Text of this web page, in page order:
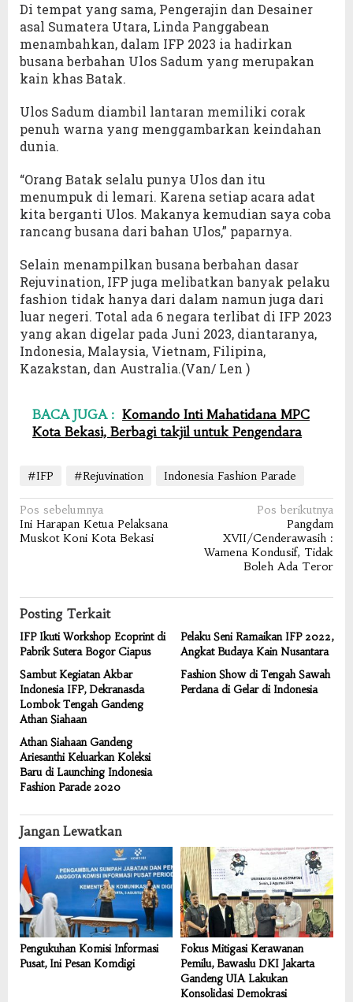
Di tempat yang sama, Pengerajin dan Desainer
asal Sumatera Utara, Linda Panggabean
menambahkan, dalam IFP 2023 ia hadirkan
busana berbahan Ulos Sadum yang merupakan
kain khas Batak.
Ulos Sadum diambil lantaran memiliki corak
penuh warna yang menggambarkan keindahan
dunia.
“Orang Batak selalu punya Ulos dan itu
menumpuk di lemari. Karena setiap acara adat
kita berganti Ulos. Makanya kemudian saya coba
rancang busana dari bahan Ulos,” paparnya.
Selain menampilkan busana berbahan dasar
Rejuvination, IFP juga melibatkan banyak pelaku
fashion tidak hanya dari dalam namun juga dari
luar negeri. Total ada 6 negara terlibat di IFP 2023
yang akan digelar pada Juni 2023, diantaranya,
Indonesia, Malaysia, Vietnam, Filipina,
Kazakstan, dan Australia.(Van/ Len )
BACA JUGA : Komando Inti Mahatidana MPC
Kota Bekasi, Berbagi takjil untuk Pengendara
#IFP #Rejuvination Indonesia Fashion Parade
Navigasi
pos
Pos sebelumnya
Ini Harapan Ketua Pelaksana
Muskot Koni Kota Bekasi
Pos berikutnya
Pangdam
XVII/Cenderawasih :
Wamena Kondusif, Tidak
Boleh Ada Teror
Posting Terkait
IFP Ikuti Workshop Ecoprint di
Pabrik Sutera Bogor Ciapus
Pelaku Seni Ramaikan IFP 2022,
Angkat Budaya Kain Nusantara
Sambut Kegiatan Akbar
Indonesia IFP, Dekranasda
Lombok Tengah Gandeng
Athan Siahaan
Fashion Show di Tengah Sawah
Perdana di Gelar di Indonesia
Athan Siahaan Gandeng
Ariesanthi Keluarkan Koleksi
Baru di Launching Indonesia
Fashion Parade 2020
Jangan Lewatkan
Pengukuhan Komisi Informasi
Pusat, Ini Pesan Komdigi
Fokus Mitigasi Kerawanan
Pemilu, Bawaslu DKI Jakarta
Gandeng UIA Lakukan
Konsolidasi Demokrasi